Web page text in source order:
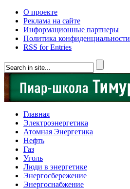
О проекте
Реклама на сайте
Информационные партнеры
Политика конфиденциальности
RSS for Entries
Главная
Электроэнергетика
Атомная Энергетика
Нефть
Газ
Уголь
Люди в энергетике
Энергосбережение
Энергоснабжение